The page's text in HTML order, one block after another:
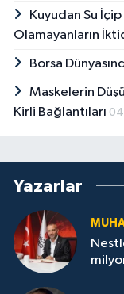
Kuyudan Su
Olamayanların
Borsa
Maskelerin
Kirli Bağlantıları
Yazarlar